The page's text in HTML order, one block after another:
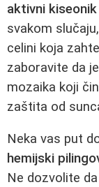
aktivni
svakom
celini koja
zaboravite da
mozaika koji
zaštita od
Neka vas put
hemijski
Ne dozvolite